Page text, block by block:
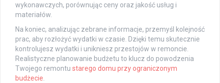
wykonawczych, porównując ceny oraz jakość usług i
materiałów.
Na koniec, analizując zebrane informacje, przemyśl kolejność
prac, aby rozłożyć wydatki w czasie. Dzięki temu skutecznie
kontrolujesz wydatki i unikniesz przestojów w remoncie.
Realistyczne planowanie budżetu to klucz do powodzenia
Twojego remontu starego domu przy ograniczonym
budżecie.